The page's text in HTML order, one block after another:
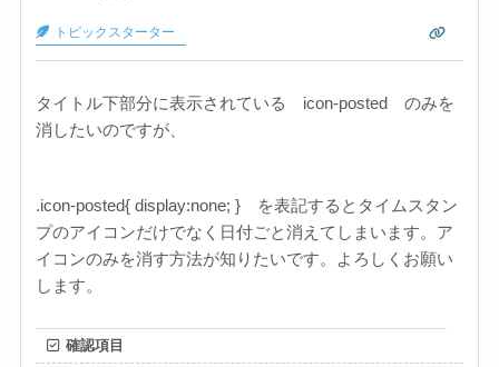
トピックスターター
タイトル下部分に表示されている icon-posted のみを
消したいのですが、
.icon-posted{ display:none; } を表記するとタイムスタン
プのアイコンだけでなく日付ごと消えてしまいます。ア
イコンのみを消す方法が知りたいです。よろしくお願い
します。
確認項目